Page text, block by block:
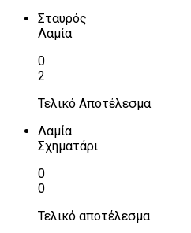
Σταυρός
Λαμία
0
2
Τελικό Αποτέλεσμα
Λαμία
Σχηματάρι
0
0
Τελικό αποτέλεσμα